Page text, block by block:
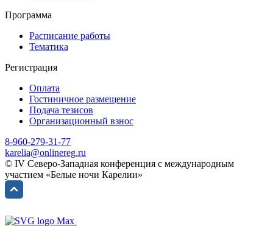
Программа
Расписание работы
Тематика
Регистрация
Оплата
Гостиничное размещение
Подача тезисов
Организационный взнос
8-960-279-31-77
karelia@onlinereg.ru
© IV Северо-Западная конференция с международным
участием «Белые ночи Карелии»